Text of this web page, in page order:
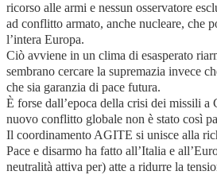
ricorso alle armi e nessun osservatore
ad conflitto armato, anche nucleare, che
l’intera Europa.
Ciò avviene in un clima di esasperato
sembrano cercare la supremazia invece
che sia garanzia di pace futura.
È forse dall’epoca della crisi dei missili a
nuovo conflitto globale non è stato così
Il coordinamento AGITE si unisce alla
Pace e disarmo ha fatto all’Italia e
neutralità attiva per) atte a ridurre la